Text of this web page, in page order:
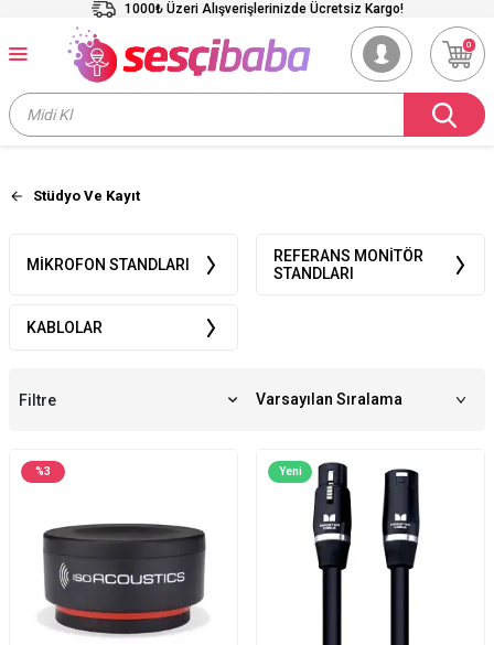
1000₺ Üzeri Alışverişlerinizde Ücretsiz Kargo!
0
Stüdyo Ve Kayıt
MIKROFON STANDLARI
REFERANS MONITÖR
STANDLARI
KABLOLAR
Filtre
%3 Yeni